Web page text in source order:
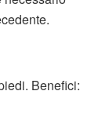
Benefici: